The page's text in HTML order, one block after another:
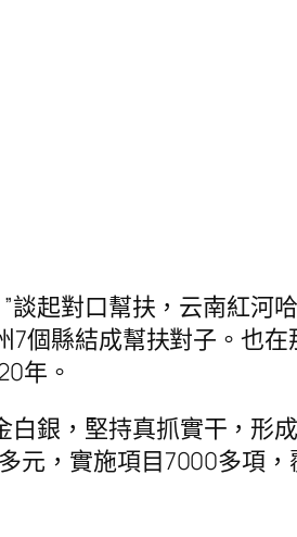
起對口幫扶，云南紅河
個縣結成幫扶對子。也
年。
銀，堅持真抓實干，形
元，實施項目7000多項